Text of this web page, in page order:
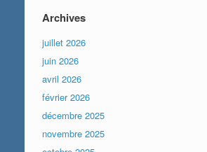
Archives
juillet 2026
juin 2026
avril 2026
février 2026
décembre 2025
novembre 2025